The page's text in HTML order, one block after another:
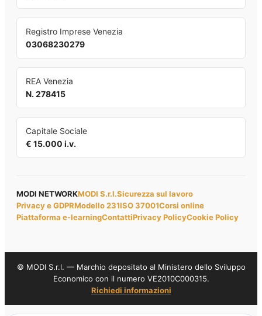
Registro Imprese Venezia
03068230279
REA Venezia
N. 278415
Capitale Sociale
€ 15.000 i.v.
MODI NETWORKMODI S.r.l.Sicurezza sul lavoro
Privacy e GDPRModello 231ISO 37001Corsi online
Piattaforma e-learningContattiPrivacy PolicyCookie Policy
© MODI S.r.l. — Marchio depositato al Ministero dello Sviluppo
Economico con il numero VE2010C000315.
Richiedi informazioni